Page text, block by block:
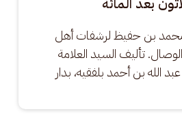
بن حفيظ لرشفات أهل
تأليف السيد العلامة
الله بن أحمد بلفقيه، بدار